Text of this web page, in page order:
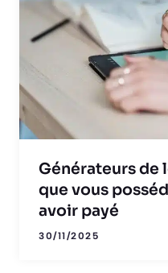
Générateurs de
que vous
avoir payé
30/11/2025